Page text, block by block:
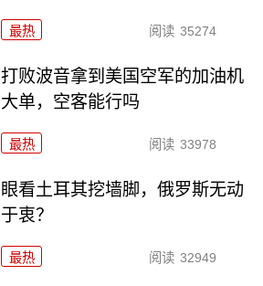
最热 阅读 35274
打败波音拿到美国空军的加油机
大单，空客能行吗
最热 阅读 33978
眼看土耳其挖墙脚，俄罗斯无动
于衷？
最热 阅读 32949